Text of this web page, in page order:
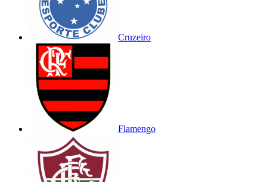
Cruzeiro
Flamengo